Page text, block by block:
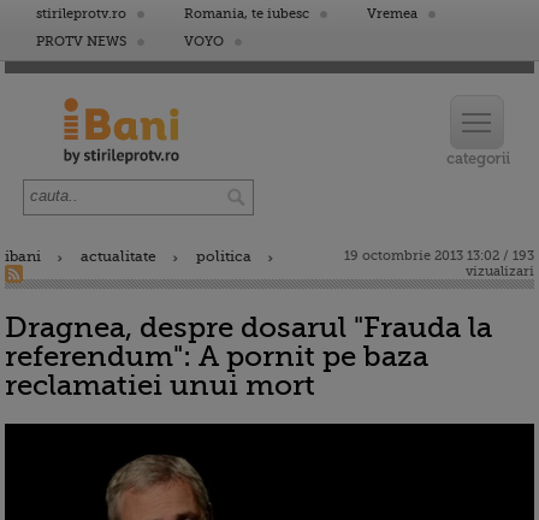
stirileprotv.ro Romania, te iubesc
Vremea
PROTV NEWS
VOYO
ibani actualitate politica
19 octombrie 2013 13:02 / 193
vizualizari
Dragnea, despre dosarul "Frauda la
referendum": A pornit pe baza
reclamatiei unui mort